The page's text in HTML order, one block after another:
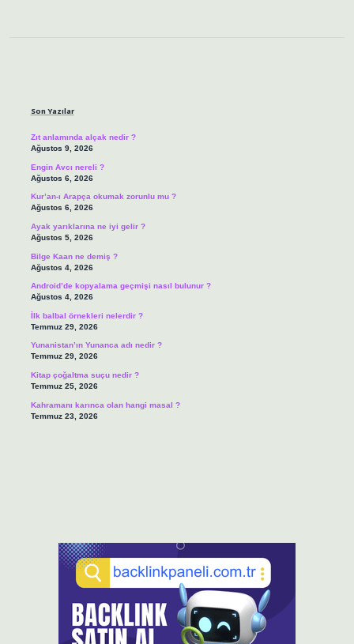
Son Yazılar
Zıt anlamında alçak nedir ?
Ağustos 9, 2026
Engin Avcı nereli ?
Ağustos 6, 2026
Kur’an-ı Arapça okumak zorunlu mu ?
Ağustos 6, 2026
Ayak yarıklarına ne iyi gelir ?
Ağustos 5, 2026
Bilge Kaan ne demiş ?
Ağustos 4, 2026
Android’de kopyalama geçmişi nasıl bulunur ?
Ağustos 4, 2026
İlk balbal örnekleri nelerdir ?
Temmuz 29, 2026
Yunanistan’ın Yunanca adı nedir ?
Temmuz 29, 2026
Kitap çoğaltma suçu nedir ?
Temmuz 25, 2026
Kahramanı karınca olan hangi masal ?
Temmuz 23, 2026